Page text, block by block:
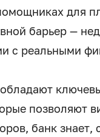
для
барьер —
с реальными
позволяют
банк